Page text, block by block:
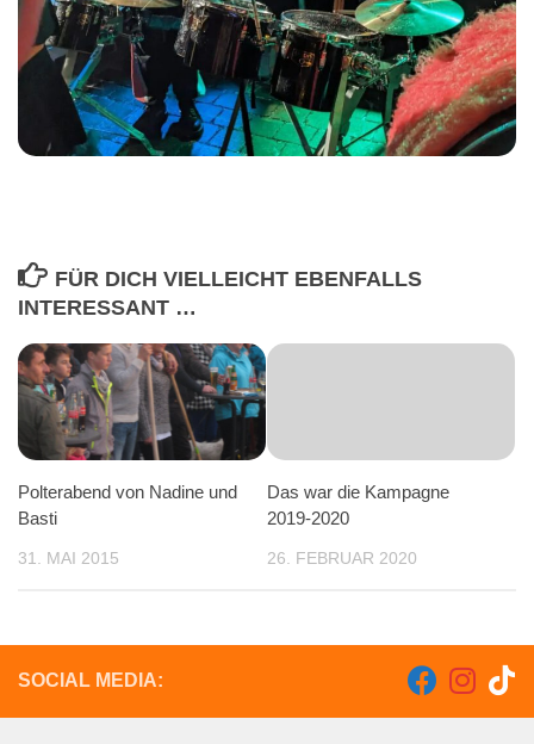
FÜR DICH VIELLEICHT EBENFALLS
INTERESSANT …
Polterabend von Nadine und
Basti
31. MAI 2015
Das war die Kampagne
2019-2020
26. FEBRUAR 2020
SOCIAL MEDIA: